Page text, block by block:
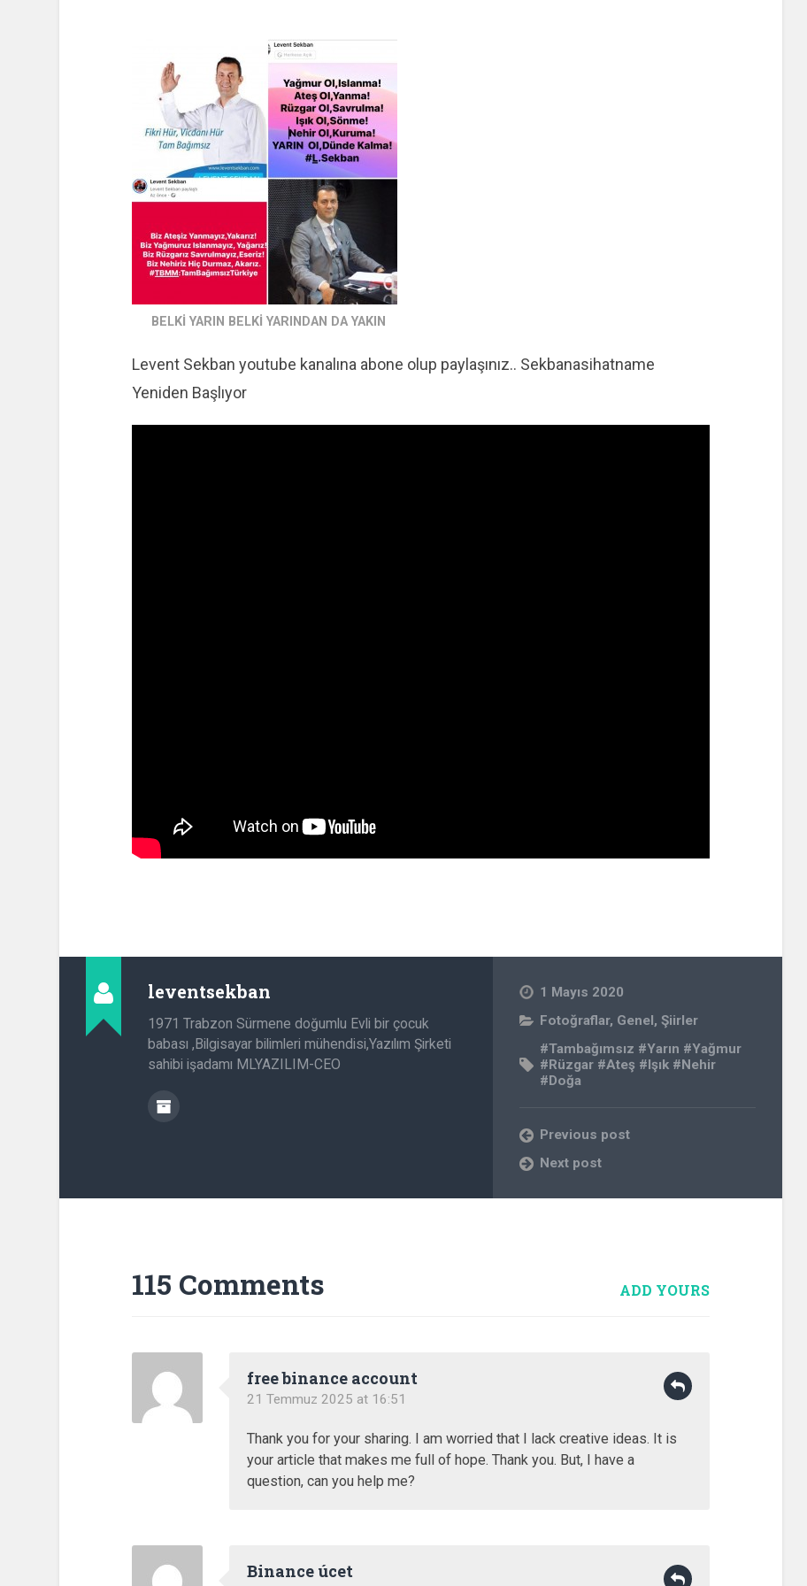
BELKİ YARIN BELKİ YARINDAN DA YAKIN
Levent Sekban youtube kanalına abone olup paylaşınız.. Sekbanasihatname
Yeniden Başlıyor
leventsekban
1971 Trabzon Sürmene doğumlu Evli bir çocuk
babası ,Bilgisayar bilimleri mühendisi,Yazılım Şirketi
sahibi işadamı MLYAZILIM-CEO
1 Mayıs 2020
Fotoğraflar, Genel,Şiirler
#Tambağımsız #Yarın #Yağmur
#Rüzgar #Ateş #Işık #Nehir
#Doğa
Previous post
Next post
115 Comments ADD YOURS
free binance account
21 Temmuz 2025 at 16:51
Thank you for your sharing. I am worried that I lack creative ideas. It is
your article that makes me full of hope. Thank you. But, I have a
question, can you help me?
Binance úcet